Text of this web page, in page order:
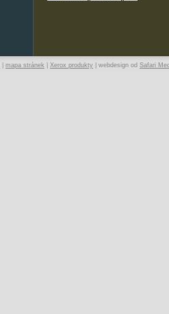
mapa stránek Xerox produkty | webdesign od Safari